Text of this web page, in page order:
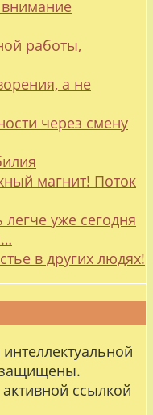
работы,
а не
через смену
магнит! Поток
уже сегодня
в других людях!
защищены.
ссылкой